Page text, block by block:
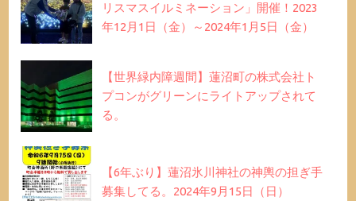
リスマスイルミネーション」開催！2023
年12月1日（金）～2024年1月5日（金）
【世界緑内障週間】蓮沼町の株式会社ト
プコンがグリーンにライトアップされて
る。
【6年ぶり】蓮沼氷川神社の神輿の担ぎ手
募集してる。2024年9月15日（日）